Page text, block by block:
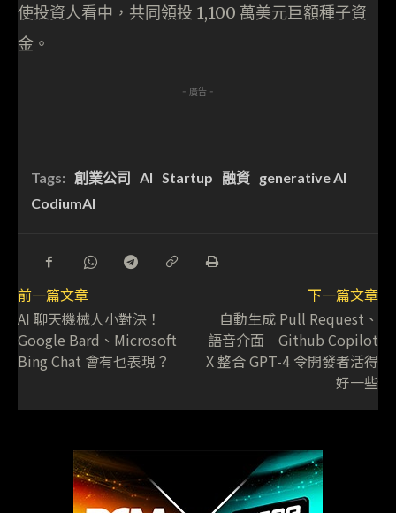
使投資人看中，共同領投 1,100 萬美元巨額種子資
金。
- 廣告 -
Tags: 創業公司 AI Startup 融資 generative AI
CodiumAI
前一篇文章
AI 聊天機械人小對決！
Google Bard、Microsoft
Bing Chat 會有乜表現？
下一篇文章
自動生成 Pull Request、
語音介面 Github Copilot
X 整合 GPT-4 令開發者活得
好一些